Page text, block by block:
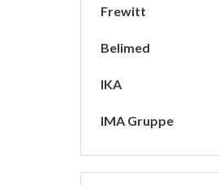
Frewitt
Belimed
IKA
IMA Gruppe